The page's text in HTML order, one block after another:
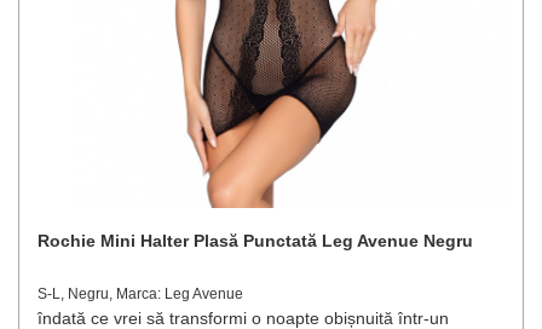
Rochie Mini Halter Plasă Punctată Leg Avenue Negru
S-L, Negru, Marca: Leg Avenue
îndată ce vrei să transformi o noapte obișnuită într-un